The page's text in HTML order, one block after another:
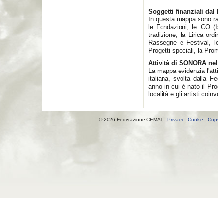
Soggetti finanziati dal
In questa mappa sono
le Fondazioni, le ICO
tradizione, la Lirica
Rassegne e Festival,
Progetti speciali, la
Attività di SONORA
La mappa evidenzia
italiana, svolta dalla
anno in cui è nato il
località e gli artisti
© 2026 Federazione CEMAT - Privacy - Cookie -